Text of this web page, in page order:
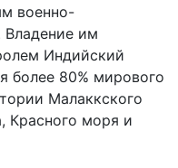
военно-
Владение им
Индийский
более 80% мирового
Малаккского
Красного моря и